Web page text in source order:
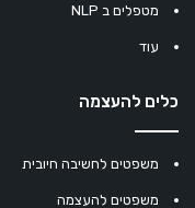
מטפלים ב NLP
עוד
כלים להעצמה
משפטים לחשיבה חיובית
משפטים להעצמה